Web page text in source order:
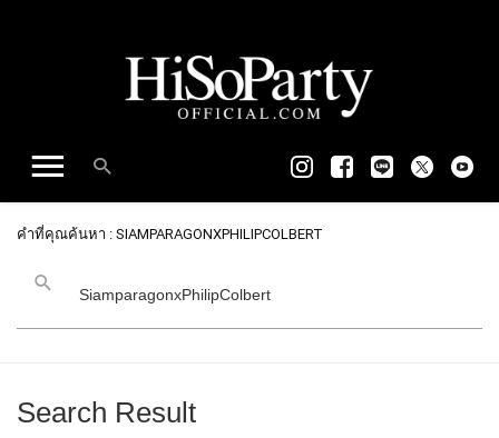
คำที่คุณค้นหา : SIAMPARAGONXPHILIPCOLBERT
Search Result